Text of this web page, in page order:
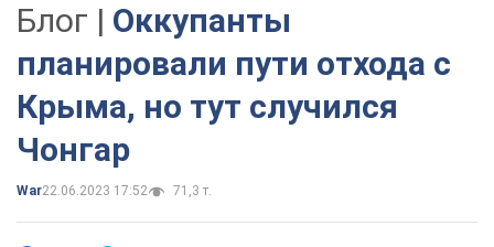
Блог | Оккупанты
планировали пути отхода с
Крыма, но тут случился
Чонгар
War22.06.2023 17:52 71,3 т.